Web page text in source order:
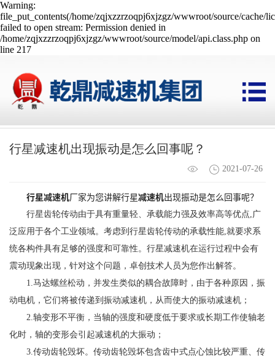
Warning:
file_put_contents(/home/zqjxzzrzoqpj6xjzgz/wwwroot/source/cache/
failed to open stream: Permission denied in
/home/zqjxzzrzoqpj6xjzgz/wwwroot/source/model/api.class.php on
line 217
行星减速机出现振动是怎么回事呢？
2021-07-26
行星减速机厂家为您讲解行星减速机出现振动是怎么回事呢？
行星齿轮传动由于具有重量轻、承载能力强及效率高等优点,广
泛应用于各个工业领域。考虑到行星齿轮传动的承载性能,就要求系
统各构件具有足够的强度和可靠性。行星减速机在运行过程中会有
震动现象出现，针对这个问题，卓创技术人员为您作出解答。
1.马达螺丝松动，并发生类似的耦合故障时，由于各种原因，振
动电机，它们将被传递到振动减速机，从而使大的振动减速机；
2.轴变形不平衡，当轴的强度和硬度低于要求或长期工作使轴老
化时，轴的变形会引起减速机的大振动；
3.传动齿轮毁坏。传动齿轮毁坏包含齿中式点心蚀比较严重、传